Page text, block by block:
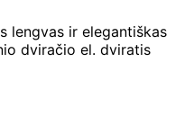
lengvas ir elegantiškas
dviračio el. dviratis